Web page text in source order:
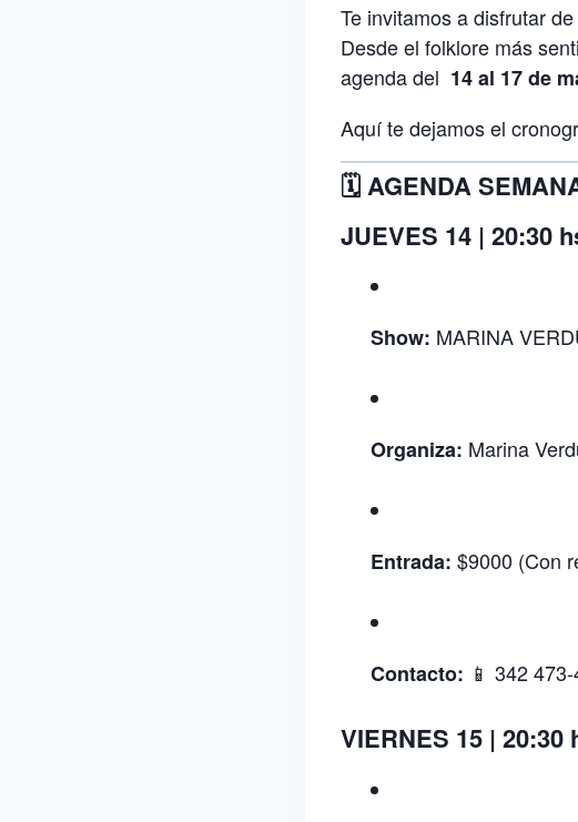
Te invitamos a disfrutar
Desde el folklore más
agenda del 14 al 17 de
Aquí te dejamos el
🗓️ AGENDA
JUEVES 14 | 20:30
Show: MARINA
Organiza: Marina
Entrada: $9000 (Con
Contacto: 📱 342
VIERNES 15 | 20:30